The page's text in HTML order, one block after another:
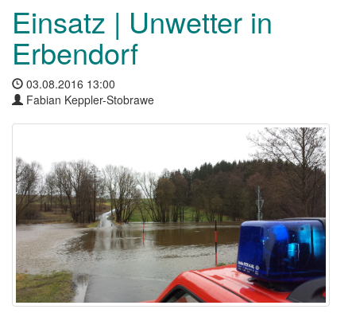
Einsatz | Unwetter in
Erbendorf
03.08.2016 13:00
Fabian Keppler-Stobrawe